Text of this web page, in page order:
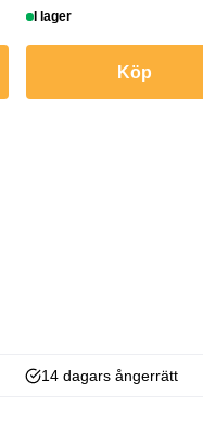
I lager
Köp
14 dagars ångerrätt